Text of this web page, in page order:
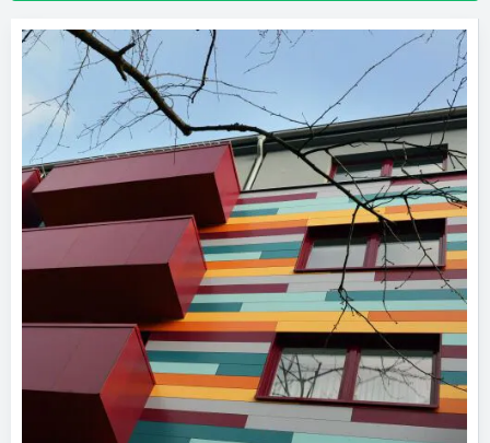
Produktdaten
Ausschreibungstexte
CAD-Details
Architekturobjekte